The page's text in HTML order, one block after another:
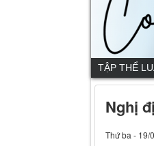
TẬP THỂ
Nghị
Thứ ba - 19/